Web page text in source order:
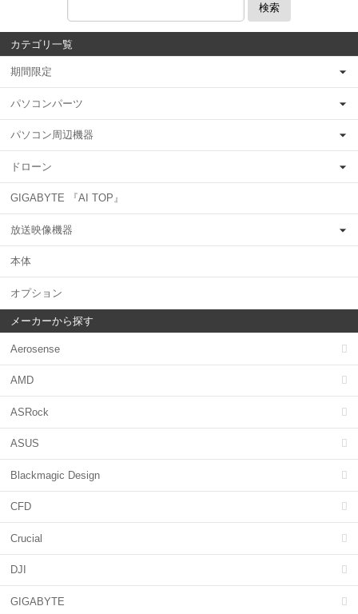
検索
カテゴリ一覧
期間限定
パソコンパーツ
パソコン周辺機器
ドローン
GIGABYTE 『AI TOP』
放送映像機器
本体
オプション
メーカーから探す
Aerosense
AMD
ASRock
ASUS
Blackmagic Design
CFD
Crucial
DJI
GIGABYTE